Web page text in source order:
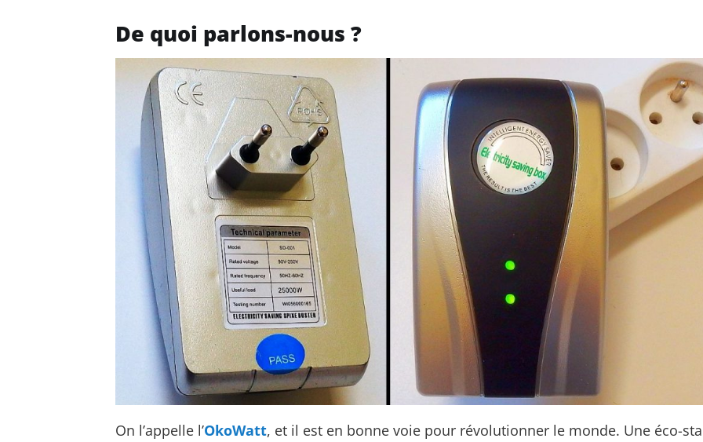
De quoi parlons-nous ?
On l’appelle l’OkoWatt, et il est en bonne voie pour révolutionner le monde. Une éco-